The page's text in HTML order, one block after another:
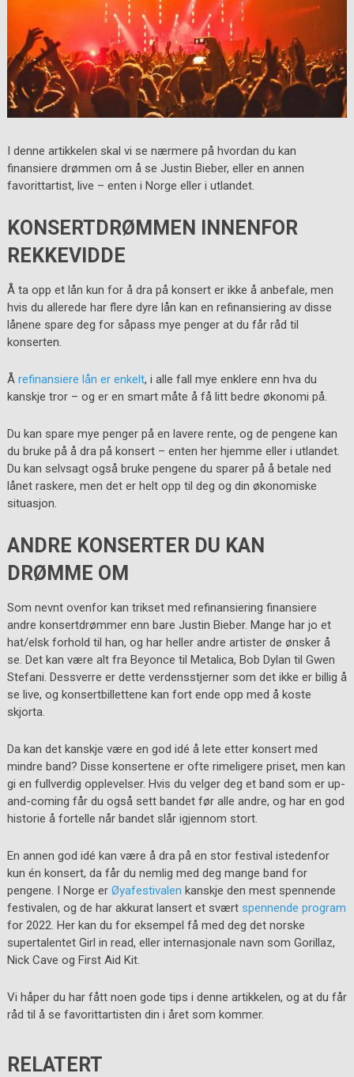
I denne artikkelen skal vi se nærmere på hvordan du kan
finansiere drømmen om å se Justin Bieber, eller en annen
favorittartist, live – enten i Norge eller i utlandet.
KONSERTDRØMMEN INNENFOR
REKKEVIDDE
Å ta opp et lån kun for å dra på konsert er ikke å anbefale, men
hvis du allerede har flere dyre lån kan en refinansiering av disse
lånene spare deg for såpass mye penger at du får råd til
konserten.
Å refinansiere lån er enkelt, i alle fall mye enklere enn hva du
kanskje tror – og er en smart måte å få litt bedre økonomi på.
Du kan spare mye penger på en lavere rente, og de pengene kan
du bruke på å dra på konsert – enten her hjemme eller i utlandet.
Du kan selvsagt også bruke pengene du sparer på å betale ned
lånet raskere, men det er helt opp til deg og din økonomiske
situasjon.
ANDRE KONSERTER DU KAN
DRØMME OM
Som nevnt ovenfor kan trikset med refinansiering finansiere
andre konsertdrømmer enn bare Justin Bieber. Mange har jo et
hat/elsk forhold til han, og har heller andre artister de ønsker å
se. Det kan være alt fra Beyonce til Metalica, Bob Dylan til Gwen
Stefani. Dessverre er dette verdensstjerner som det ikke er billig å
se live, og konsertbillettene kan fort ende opp med å koste
skjorta.
Da kan det kanskje være en god idé å lete etter konsert med
mindre band? Disse konsertene er ofte rimeligere priset, men kan
gi en fullverdig opplevelser. Hvis du velger deg et band som er up-
and-coming får du også sett bandet før alle andre, og har en god
historie å fortelle når bandet slår igjennom stort.
En annen god idé kan være å dra på en stor festival istedenfor
kun én konsert, da får du nemlig med deg mange band for
pengene. I Norge er Øyafestivalen kanskje den mest spennende
festivalen, og de har akkurat lansert et svært spennende program
for 2022. Her kan du for eksempel få med deg det norske
supertalentet Girl in read, eller internasjonale navn som Gorillaz,
Nick Cave og First Aid Kit.
Vi håper du har fått noen gode tips i denne artikkelen, og at du får
råd til å se favorittartisten din i året som kommer.
RELATERT